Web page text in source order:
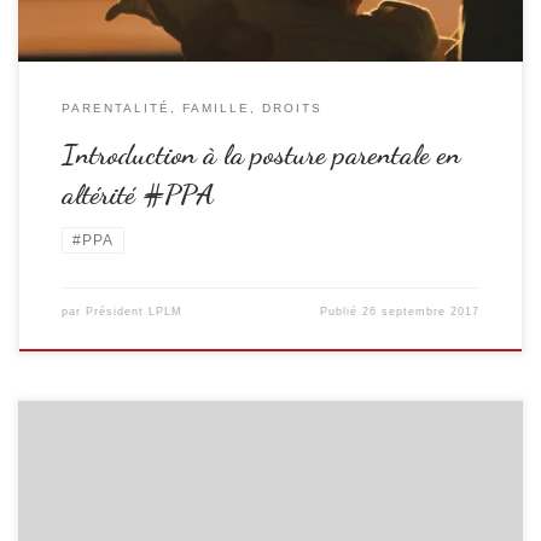
PARENTALITÉ, FAMILLE, DROITS
Introduction à la posture parentale en
altérité #PPA
#PPA
par Président LPLM Publié26 septembre 2017